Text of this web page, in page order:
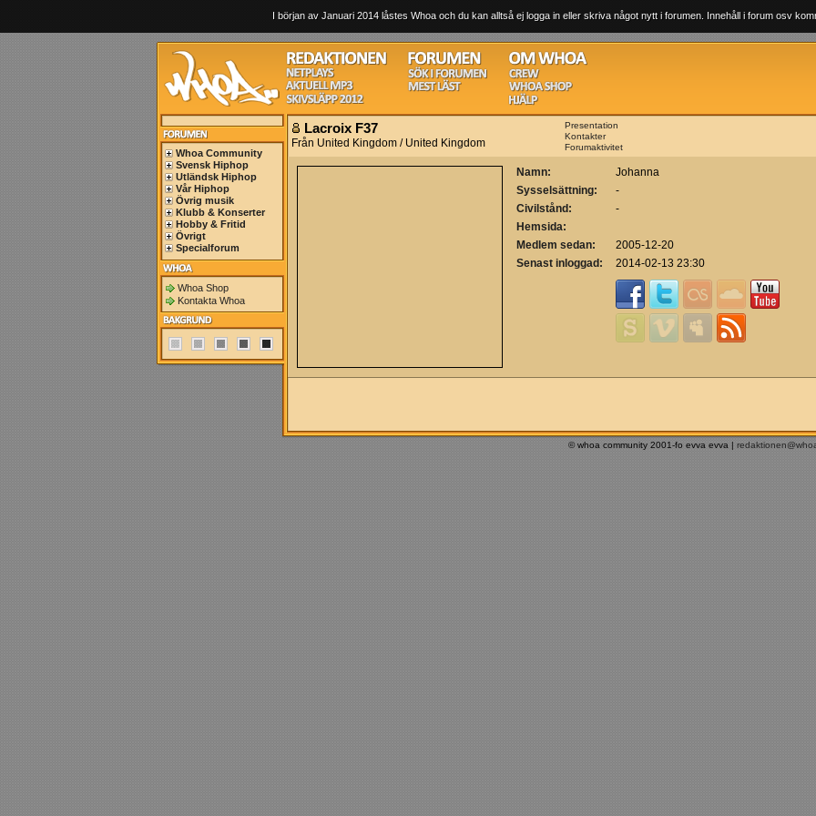
I början av Januari 2014 låstes Whoa och du kan alltså ej logga in eller skriva något nytt i forumen. Innehåll i forum osv
Whoa Community
Svensk Hiphop
Utländsk Hiphop
Vår Hiphop
Övrig musik
Klubb & Konserter
Hobby & Fritid
Övrigt
Specialforum
Whoa Shop
Kontakta Whoa
Lacroix F37
Från United Kingdom / United Kingdom
Presentation
Kontakter
Forumaktivitet
Namn:
Johanna
Sysselsättning:
-
Civilstånd:
-
Hemsida:
Medlem sedan:
2005-12-20
Senast inloggad:
2014-02-13 23:30
© whoa community 2001-fo evva evva |